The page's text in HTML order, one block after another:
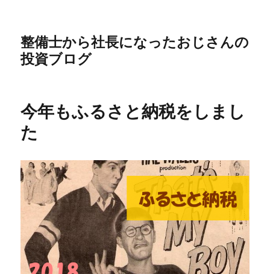
整備士から社長になったおじさんの
投資ブログ
今年もふるさと納税をしまし
た